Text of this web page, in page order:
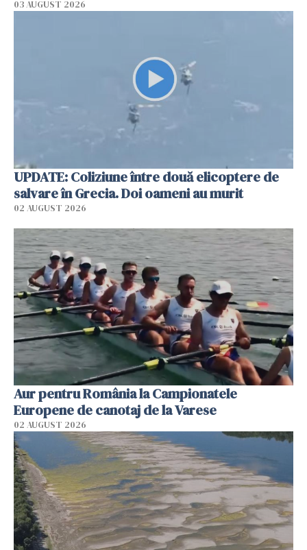
03 AUGUST 2026
UPDATE: Coliziune între două elicoptere de
salvare în Grecia. Doi oameni au murit
02 AUGUST 2026
Aur pentru România la Campionatele
Europene de canotaj de la Varese
02 AUGUST 2026